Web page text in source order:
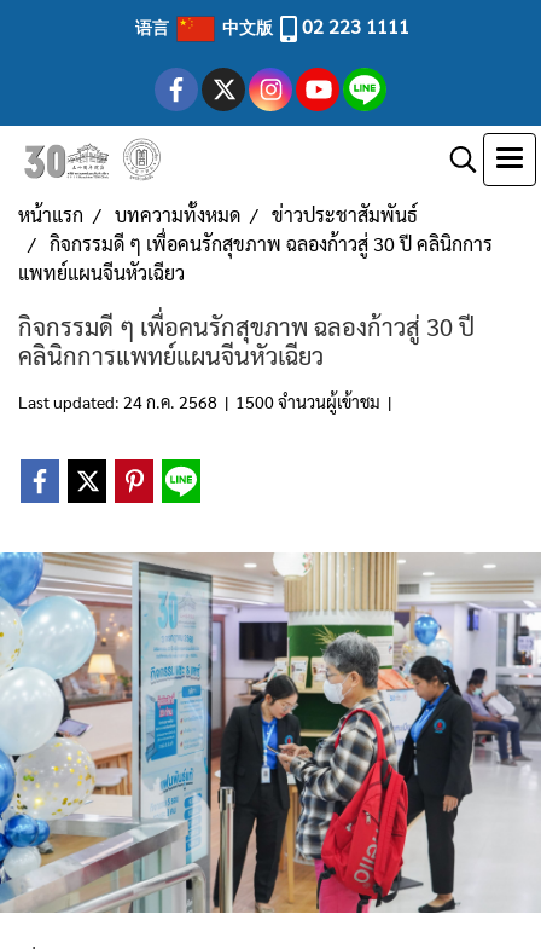
语言 中文版 02 223 1111
หน้าแรก บทความทั้งหมด
ข่าวประชาสัมพันธ์
กิจกรรมดี ๆ เพื่อคนรักสุขภาพ ฉลองก้าวสู่ 30 ปี คลินิกการ
แพทย์แผนจีนหัวเฉียว
กิจกรรมดี ๆ เพื่อคนรักสุขภาพ ฉลองก้าวสู่ 30 ปี
คลินิกการแพทย์แผนจีนหัวเฉียว
Last updated: 24 ก.ค. 2568 | 1500 จำนวนผู้เข้าชม |